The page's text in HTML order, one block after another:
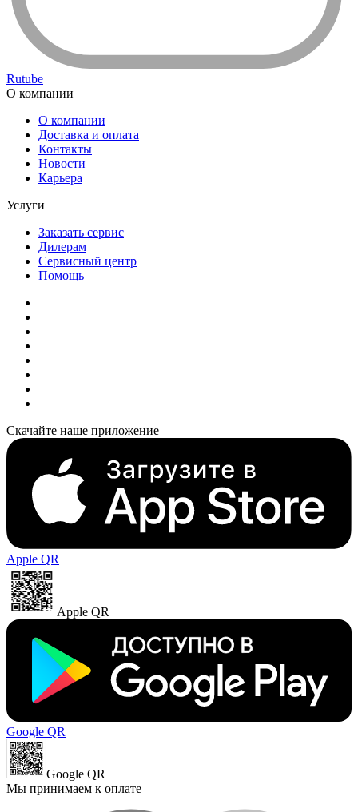
Rutube
О компании
О компании
Доставка и оплата
Контакты
Новости
Карьера
Услуги
Заказать сервис
Дилерам
Сервисный центр
Помощь
Скачайте наше приложение
Apple QR
Apple QR
Google QR
Google QR
Мы принимаем к оплате